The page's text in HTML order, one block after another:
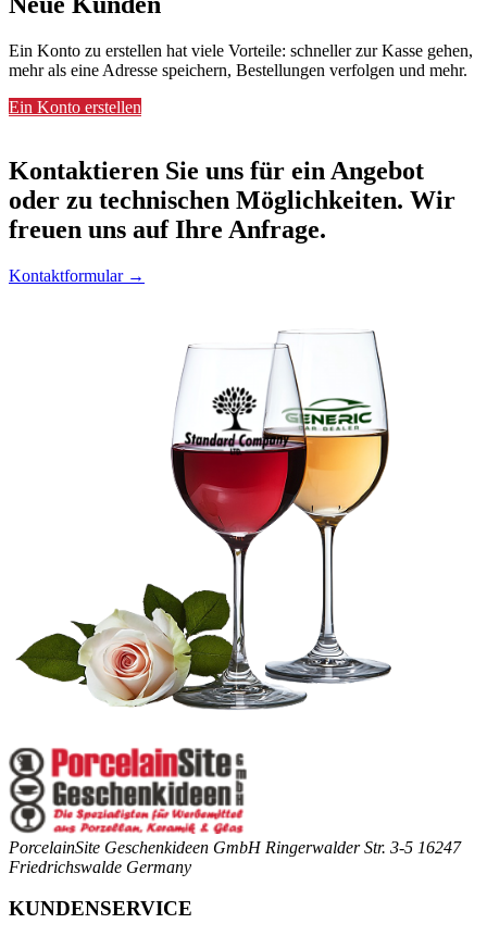
Ein Konto zu erstellen hat viele Vorteile: schneller zur Kasse gehen,
mehr als eine Adresse speichern, Bestellungen verfolgen und mehr.
Ein Konto erstellen
Kontaktieren Sie uns für ein Angebot
oder zu technischen Möglichkeiten. Wir
freuen uns auf Ihre Anfrage.
Kontaktformular →
PorcelainSite Geschenkideen GmbH Ringerwalder Str. 3-5 16247
Friedrichswalde Germany
KUNDENSERVICE